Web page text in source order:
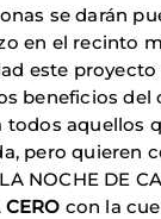
se darán
en el recinto
este proyecto
beneficios del
todos aquellos
pero quieren
NOCHE DE
CERO con la